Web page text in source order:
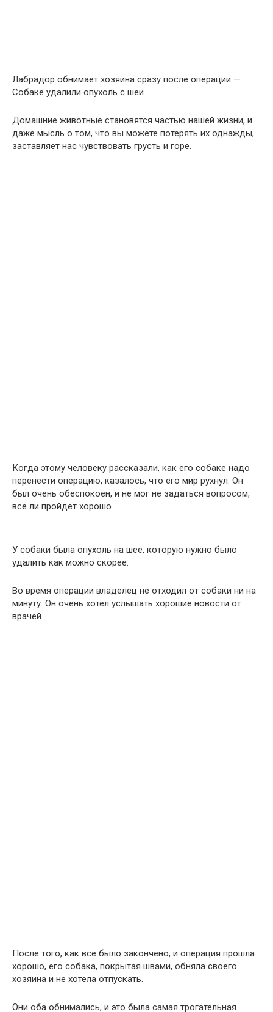
Лабрадор обнимает хозяина сразу после операции —
Собаке удалили опухоль с шеи
Домашние животные становятся частью нашей жизни, и
даже мысль о том, что вы можете потерять их однажды,
заставляет нас чувствовать грусть и горе.
Когда этому человеку рассказали, как его собаке надо
перенести операцию, казалось, что его мир рухнул. Он
был очень обеспокоен, и не мог не задаться вопросом,
все ли пройдет хорошо.
У собаки была опухоль на шее, которую нужно было
удалить как можно скорее.
Во время операции владелец не отходил от собаки ни на
минуту. Он очень хотел услышать хорошие новости от
врачей.
После того, как все было закончено, и операция прошла
хорошо, его собака, покрытая швами, обняла своего
хозяина и не хотела отпускать.
Они оба обнимались, и это была самая трогательная